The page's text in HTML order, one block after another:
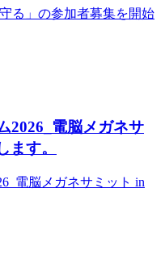
る」の参加者募集を開始
2026_電脳メガネサ
ます。
電脳メガネサミット in